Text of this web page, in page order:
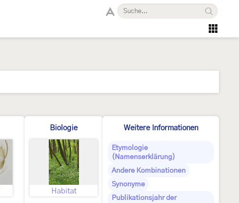
Biologie
Habitat
Weitere Informationen
Etymologie
(Namenserklärung)
Andere Kombinationen
Synonyme
Publikationsjahr der